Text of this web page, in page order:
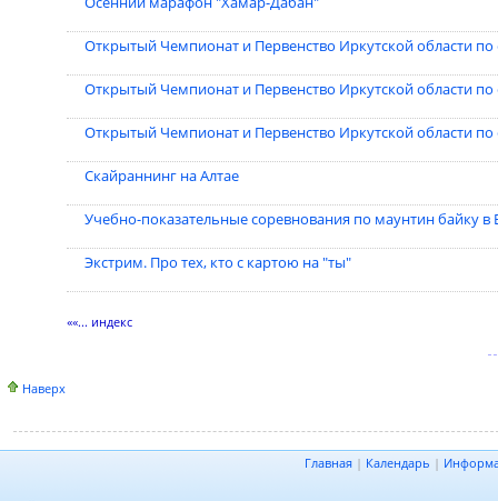
Открытый Чемпионат и Первенство Иркутской области
Открытый Чемпионат и Первенство Иркутской области
Открытый Чемпионат и Первенство Иркутской области
Скайраннинг на Алтае
Учебно-показательные соревнования по маунтин байку в
Экстрим. Про тех, кто с картою на "ты"
««... индекс
Наверх
Главная | Календарь |